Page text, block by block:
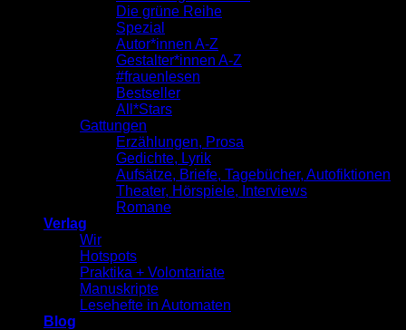
Die grüne Reihe
Spezial
Autor*innen A-Z
Gestalter*innen A-Z
#frauenlesen
Bestseller
All*Stars
Gattungen
Erzählungen, Prosa
Gedichte, Lyrik
Aufsätze, Briefe, Tagebücher, Autofiktionen
Theater, Hörspiele, Interviews
Romane
Verlag
Wir
Hotspots
Praktika + Volontariate
Manuskripte
Lesehefte in Automaten
Blog